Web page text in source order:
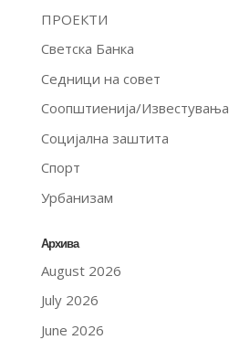
ПРОЕКТИ
Светска Банка
Седници на совет
Соопштиенија/Известувања
Социјална заштита
Спорт
Урбанизам
Архива
August 2026
July 2026
June 2026